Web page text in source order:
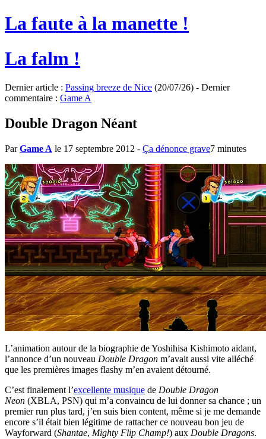
La faute à la manette !
La falm !
Dernier article : Passing breeze de Nice (20/07/26) - Dernier
commentaire : Game A
Double Dragon Néant
ParGame A le 17 septembre 2012 - Ça dénonce grave7 minutes
L’animation autour de la biographie de Yoshihisa Kishimoto aidant,
l’annonce d’un nouveau Double Dragon m’avait aussi vite alléché
que les premières images flashy m’en avaient détourné.
C’est finalement l’excellente musique de Double Dragon
Neon (XBLA, PSN) qui m’a convaincu de lui donner sa chance ; un
premier run plus tard, j’en suis bien content, même si je me demande
encore s’il était bien légitime de rattacher ce nouveau bon jeu de
Wayforward (Shantae, Mighty Flip Champ!) aux Double Dragons.